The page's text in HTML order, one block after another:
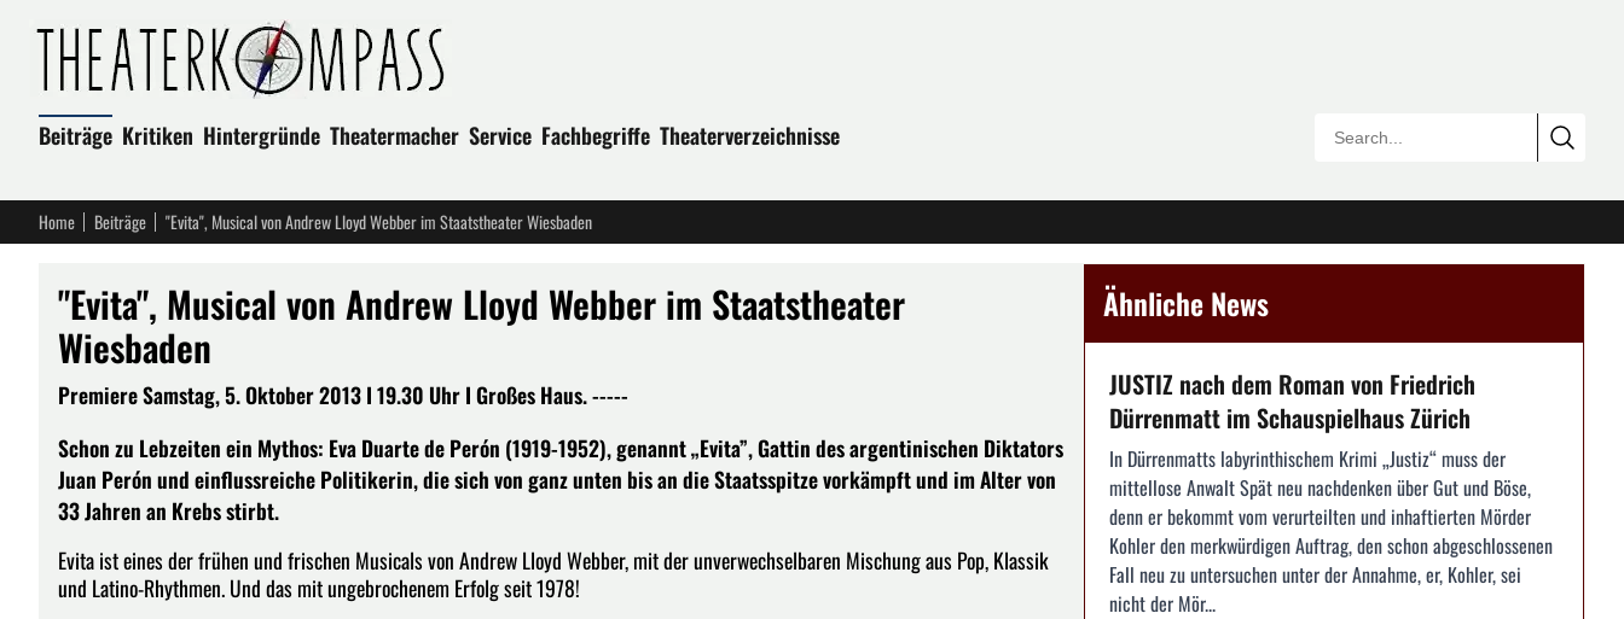
Beiträge Kritiken Hintergründe Theatermacher Service Fachbegriffe Theaterverzeichnisse
Home Beiträge "Evita", Musical von Andrew Lloyd Webber im Staatstheater Wiesbaden
"Evita", Musical von Andrew Lloyd Webber im Staatstheater
Wiesbaden
Premiere Samstag, 5. Oktober 2013 I 19.30 Uhr I Großes Haus. -----
Schon zu Lebzeiten ein Mythos: Eva Duarte de Perón (1919-1952), genannt „Evita”, Gattin des argentinischen Diktators
Juan Perón und einflussreiche Politikerin, die sich von ganz unten bis an die Staatsspitze vorkämpft und im Alter von
33 Jahren an Krebs stirbt.
Evita ist eines der frühen und frischen Musicals von Andrew Lloyd Webber, mit der unverwechselbaren Mischung aus Pop, Klassik
und Latino-Rhythmen. Und das mit ungebrochenem Erfolg seit 1978!
Ähnliche News
JUSTIZ nach dem Roman von Friedrich
Dürrenmatt im Schauspielhaus Zürich
In Dürrenmatts labyrinthischem Krimi „Justiz“ muss der
mittellose Anwalt Spät neu nachdenken über Gut und Böse,
denn er bekommt vom verurteilten und inhaftierten Mörder
Kohler den merkwürdigen Auftrag, den schon abgeschlossenen
Fall neu zu untersuchen unter der Annahme, er, Kohler, sei
nicht der Mör...